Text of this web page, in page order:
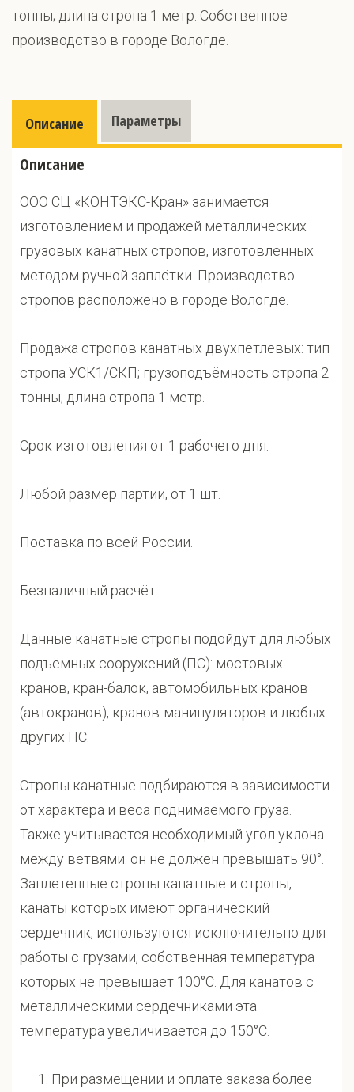
тонны; длина стропа 1 метр. Собственное
производство в городе Вологде.
Описание Параметры
Описание
ООО СЦ «КОНТЭКС-Кран» занимается
изготовлением и продажей металлических
грузовых канатных стропов, изготовленных
методом ручной заплётки. Производство
стропов расположено в городе Вологде.
Продажа стропов канатных двухпетлевых: тип
стропа УСК1/СКП; грузоподъёмность стропа 2
тонны; длина стропа 1 метр.
Срок изготовления от 1 рабочего дня.
Любой размер партии, от 1 шт.
Поставка по всей России.
Безналичный расчёт.
Данные канатные стропы подойдут для любых
подъёмных сооружений (ПС): мостовых
кранов, кран-балок, автомобильных кранов
(автокранов), кранов-манипуляторов и любых
других ПС.
Стропы канатные подбираются в зависимости
от характера и веса поднимаемого груза.
Также учитывается необходимый угол уклона
между ветвями: он не должен превышать 90°.
Заплетенные стропы канатные и стропы,
канаты которых имеют органический
сердечник, используются исключительно для
работы с грузами, собственная температура
которых не превышает 100°С. Для канатов с
металлическими сердечниками эта
температура увеличивается до 150°С.
При размещении и оплате заказа более